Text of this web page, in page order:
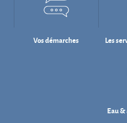
Vos démarches Les
Eau